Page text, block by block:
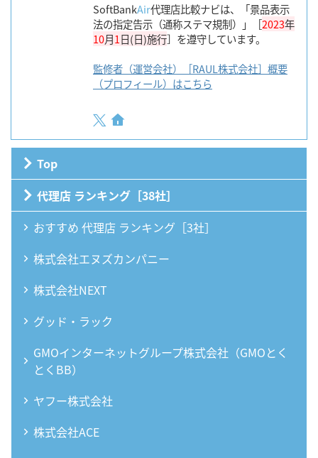
SoftBankAir代理店比較ナビは、「景品表示
法の指定告示（通称ステマ規制）」［2023年
10月1 日(日)施行］を遵守しています。
監修者（運営会社）［RAUL株式会社］概要
（プロフィール）はこちら
Top
代理店 ランキング［38社］
おすすめ 代理店 ランキング［3社］
株式会社エヌズカンパニー
株式会社NEXT
グッド・ラック
GMOインターネットグループ株式会社（GMOとく
とくBB）
ヤフー株式会社
株式会社ACE